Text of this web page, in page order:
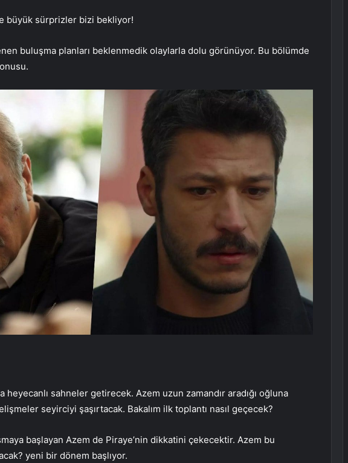
büyük sürprizler bizi bekliyor!
buluşma planları beklenmedik olaylarla dolu görünüyor. Bu bölümde
heyecanlı sahneler getirecek. Azem uzun zamandır aradığı oğluna
seyirciyi şaşırtacak. Bakalım ilk toplantı nasıl geçecek?
başlayan Azem de Piraye’nin dikkatini çekecektir. Azem bu
yeni bir dönem başlıyor.